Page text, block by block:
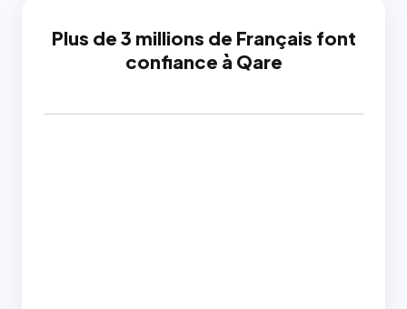
Plus de 3 millions de Français font
confiance à Qare